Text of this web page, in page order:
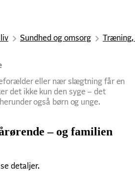
Sundhed og omsorg Træning,
eller nær slægtning får en
det ikke kun den syge – det
også børn og unge.
– og familien
detaljer.